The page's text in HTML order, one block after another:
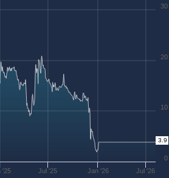
'25 Jul '25 Jan '26 Jul '26
0
10
20
30
3.9